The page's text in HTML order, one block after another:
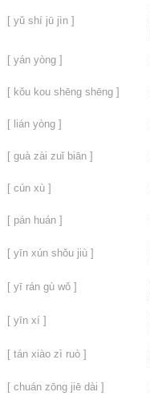
[ yǔ shí jū jìn ]
[ yán yòng ]
[ kǒu kou shēng shēng ]
[ lián yòng ]
[ guà zài zuǐ biān ]
[ cún xù ]
[ pán huán ]
[ yīn xún shǒu jiù ]
[ yī rán gù wǒ ]
[ yīn xí ]
[ tán xiào zì ruò ]
[ chuán zōng jiē dài ]